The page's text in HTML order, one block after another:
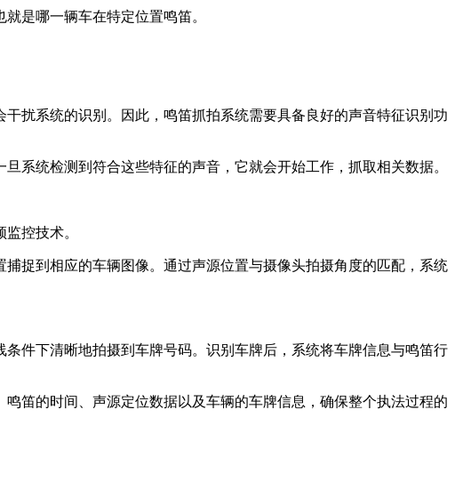
是哪一辆车在特定位置鸣笛。
扰系统的识别。因此，鸣笛抓拍系统需要具备良好的声音特征识别功
系统检测到符合这些特征的声音，它就会开始工作，抓取相关数据。
控技术。
捉到相应的车辆图像。通过声源位置与摄像头拍摄角度的匹配，系统
件下清晰地拍摄到车牌号码。识别车牌后，系统将车牌信息与鸣笛行
笛的时间、声源定位数据以及车辆的车牌信息，确保整个执法过程的